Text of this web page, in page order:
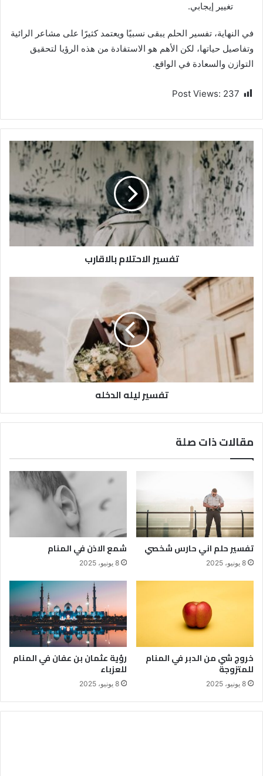
تغيير إيجابي.
في النهاية، تفسير الحلم يبقى نسبيًا ويعتمد كثيرًا على مشاعر الرائية
وتفاصيل حياتها، لكن الأهم هو الاستفادة من هذه الرؤيا لتحقيق
التوازن والسعادة في الواقع.
Post Views: 237
تفسير الاحتلام بالاقارب
تفسير ليله الدخله
مقالات ذات صلة
تفسير حلم اني حارس شخصي
8 يونيو، 2025
شمع الاذن في المنام
8 يونيو، 2025
خروج شي من الدبر في المنام
للمتزوجة
8 يونيو، 2025
رؤية عثمان بن عفان في المنام
للعزباء
8 يونيو، 2025